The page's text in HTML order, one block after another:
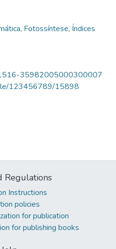
, Fotossíntese, Índices
35982005000300007
123456789/15898
Regulations
Instructions
policies
for publication
for publishing books